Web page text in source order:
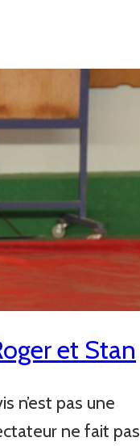
et Stan
n’est pas une
ne fait pas